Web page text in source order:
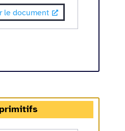
le document